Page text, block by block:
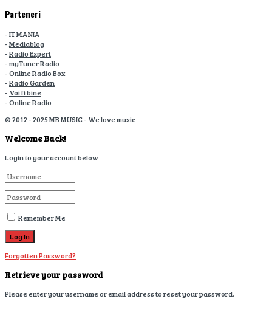
Parteneri
-IT MANIA
-Mediablog
-Radio Expert
-myTuner Radio
-Online Radio Box
-Radio Garden
- Voi fi bine
-Online Radio
© 2012 - 2025MB MUSIC- We love music
Welcome Back!
Login to your account below
Remember Me
Forgotten Password?
Retrieve your password
Please enter your username or email address to reset your password.